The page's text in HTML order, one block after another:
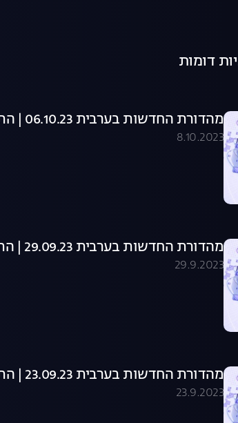
דומות
מהדורת החדשות בערבית 06.10.23 | התוכנית המלאה
8.10.2023
מהדורת החדשות בערבית 29.09.23 | התוכנית המלאה
29.9.2023
מהדורת החדשות בערבית 23.09.23 | התוכנית המלאה
23.9.2023